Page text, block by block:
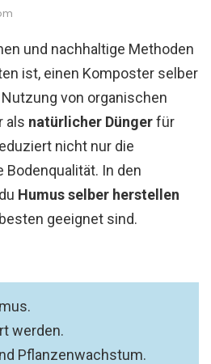
und nachhaltige Methoden
ist, einen Komposter selber
von organischen
als natürlicher Düngerfür
nicht nur die
Bodenqualität. In den
Humus selber herstellen
geeignet sind.
werden.
Pflanzenwachstum.